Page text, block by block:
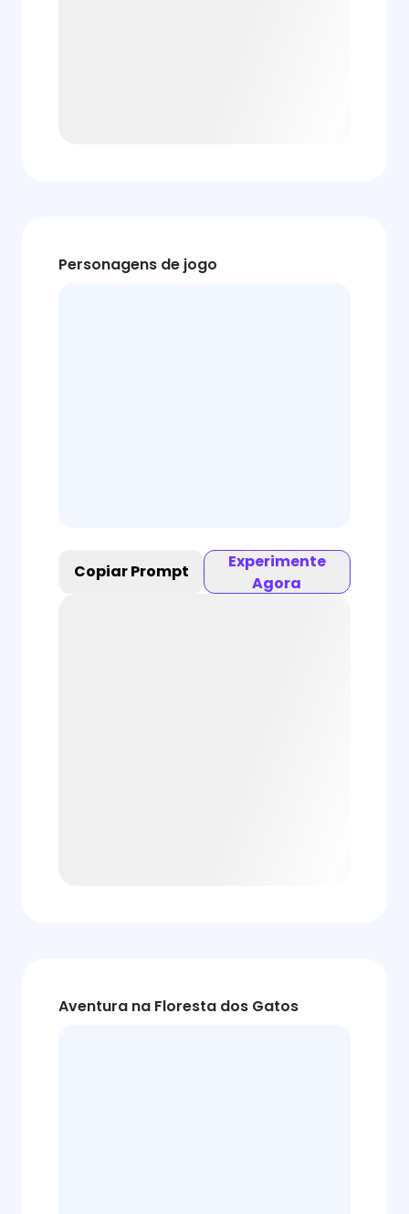
Personagens de jogo
Copiar Prompt
Experimente
Agora
Aventura na Floresta dos Gatos